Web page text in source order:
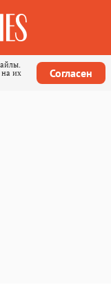
на их
Согласен